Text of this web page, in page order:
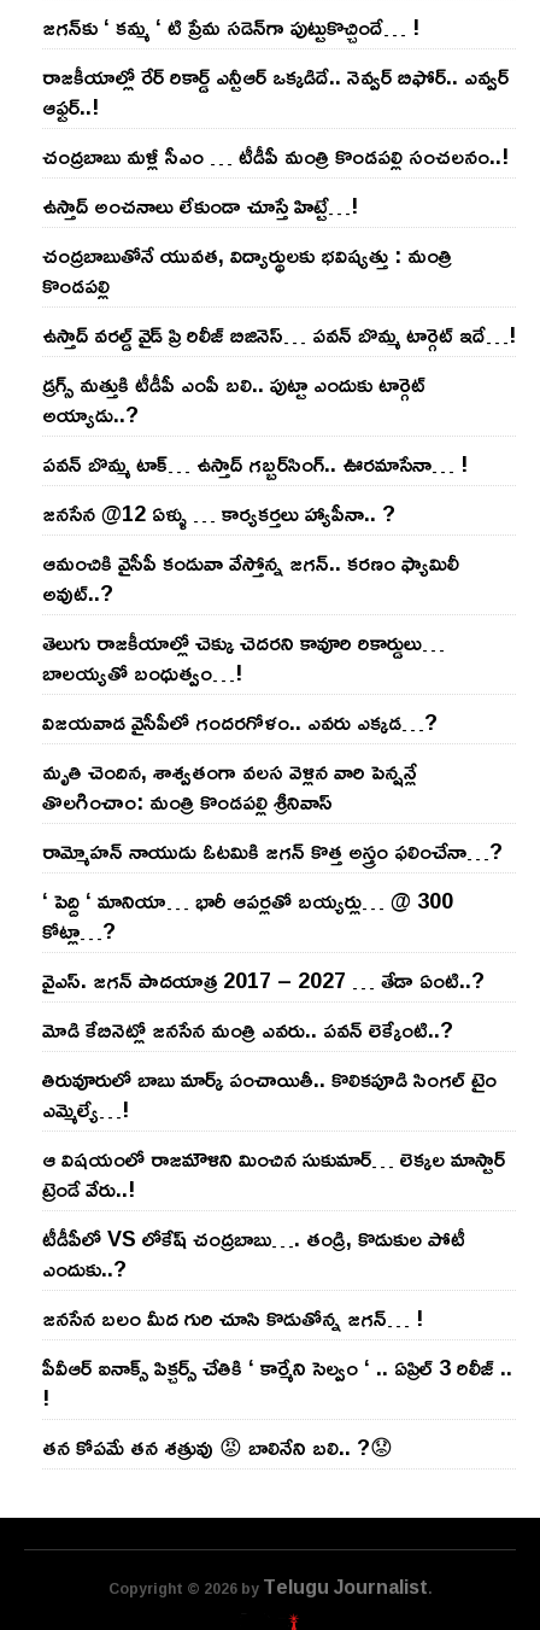
జ‌గ‌న్‌కు ‘ క‌మ్మ ‘ టి ప్రేమ స‌డెన్‌గా పుట్టుకొచ్చిందే… !
రాజ‌కీయాల్లో రేర్ రికార్డ్ ఎన్టీఆర్ ఒక్క‌డిదే.. నెవ్వ‌ర్ బిఫోర్‌.. ఎవ్వ‌ర్
ఆఫ్ట‌ర్‌..!
చంద్ర‌బాబు మ‌ళ్లీ సీఎం … టీడీపీ మంత్రి కొండ‌ప‌ల్లి సంచ‌ల‌నం..!
ఉస్తాద్ అంచ‌నాలు లేకుండా చూస్తే హిట్టే…!
చంద్ర‌బాబుతోనే యువ‌త‌, విద్యార్థుల‌కు భ‌విష్య‌త్తు : మంత్రి
కొండ‌ప‌ల్లి
ఉస్తాద్ వ‌ర‌ల్డ్ వైడ్ ప్రి రిలీజ్ బిజినెస్‌… ప‌వ‌న్ బొమ్మ టార్గెట్ ఇదే…!
డ్రగ్స్ మత్తుకి టీడీపీ ఎంపీ బలి.. పుట్టా ఎందుకు టార్గెట్
అయ్యాడు..?
ప‌వ‌న్ బొమ్మ టాక్‌… ఉస్తాద్ గ‌బ్బ‌ర్‌సింగ్‌.. ఊర‌మాసేనా… !
జనసేన @12 ఏళ్ళు … కార్యకర్తలు హ్యాపీనా.. ?
ఆమంచికి వైసీపీ కండువా వేస్తోన్న జ‌గ‌న్‌.. క‌ర‌ణం ఫ్యామిలీ
అవుట్‌..?
తెలుగు రాజ‌కీయాల్లో చెక్కు చెద‌ర‌ని కావూరి రికార్డులు…
బాల‌య్యతో బంధుత్వం…!
విజ‌య‌వాడ వైసీపీలో గంద‌ర‌గోళం.. ఎవ‌రు ఎక్క‌డ‌…?
మృతి చెందిన, శాశ్వతంగా వలస వెళ్లిన వారి పెన్ష‌న్లే
తొల‌గించాం: మంత్రి కొండపల్లి శ్రీనివాస్
రామ్మోహ‌న్ నాయుడు ఓట‌మికి జ‌గ‌న్ కొత్త అస్త్రం ఫ‌లించేనా…?
‘ పెద్ది ‘ మానియా… భారీ ఆప‌ర్ల‌తో బ‌య్య‌ర్లు… @ 300
కోట్లా…?
వైఎస్‌. జ‌గ‌న్ పాద‌యాత్ర 2017 – 2027 … తేడా ఏంటి..?
మోడి కేబినెట్లో జ‌నసేన మంత్రి ఎవ‌రు.. ప‌వ‌న్ లెక్కేంటి..?
తిరువూరులో బాబు మార్క్ పంచాయితీ.. కొలిక‌పూడి సింగ‌ల్ టైం
ఎమ్మెల్యే…!
ఆ విష‌యంలో రాజ‌మౌళిని మించిన సుకుమార్‌… లెక్క‌ల మాస్టార్
ట్రెండే వేరు..!
టీడీపీలో VS లోకేష్ చంద్ర‌బాబు…. తండ్రి, కొడుకుల పోటీ
ఎందుకు..?
జ‌న‌సేన బ‌లం మీద గురి చూసి కొడుతోన్న జ‌గ‌న్‌… !
పీవీఆర్ ఐనాక్స్ పిక్చర్స్ చేతికి ‘ కార్మేని సెల్వం ‘ .. ఏప్రిల్ 3 రిలీజ్ ..
!
తన కోపమే తన శత్రువు 😡 బాలినేని బలి.. ?😟
Copyright © 2026 byTelugu Journalist.